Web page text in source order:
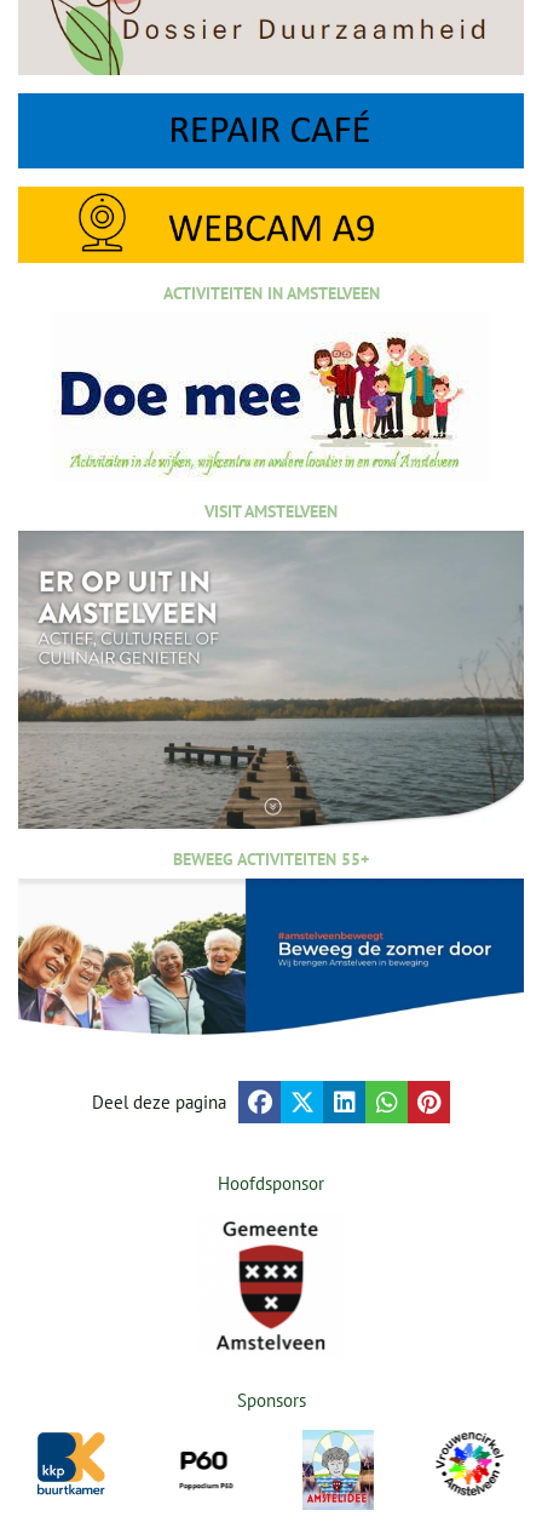
ACTIVITEITEN IN AMSTELVEEN
VISIT AMSTELVEEN
BEWEEG ACTIVITEITEN 55+
Deel deze pagina
Hoofdsponsor
Sponsors